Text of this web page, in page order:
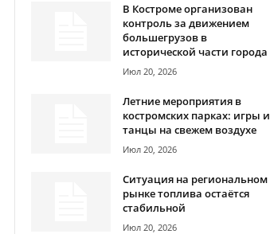
В Костроме организован
контроль за движением
большегрузов в
исторической части города
Июл 20, 2026
Летние мероприятия в
костромских парках: игры и
танцы на свежем воздухе
Июл 20, 2026
Ситуация на региональном
рынке топлива остаётся
стабильной
Июл 20, 2026